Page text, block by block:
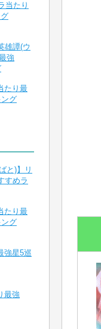
当たり
雄譚(ウ
強
たり最
グ
と)】リ
すめラ
たり最
グ
強星5巡
最強